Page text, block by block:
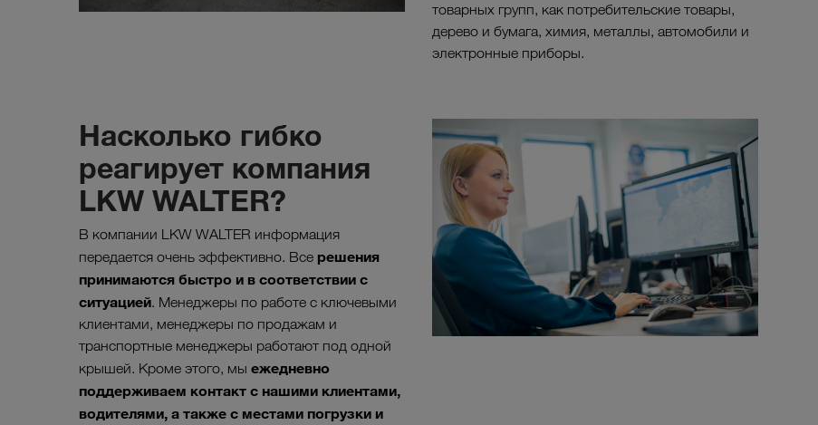
товарных групп, как потребительские товары,
дерево и бумага, химия, металлы, автомобили и
электронные приборы.
Насколько гибко
реагирует компания
LKW WALTER?
В компании LKW WALTER информация
передается очень эффективно. Все решения
принимаются быстро и в соответствии с
ситуацией. Менеджеры по работе с ключевыми
клиентами, менеджеры по продажам и
транспортные менеджеры работают под одной
крышей. Кроме этого, мы ежедневно
поддерживаем контакт с нашими клиентами,
водителями, а также с местами погрузки и